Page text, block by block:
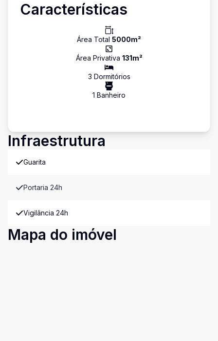
Características
Área Total 5000m²
Área Privativa 131m²
3 Dormitórios
1 Banheiro
Infraestrutura
Guarita
Portaria 24h
Vigilância 24h
Mapa do imóvel